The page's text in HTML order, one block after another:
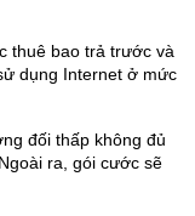
thuê bao trả trước và
dụng Internet ở mức
đối thấp không đủ
ra, gói cước sẽ